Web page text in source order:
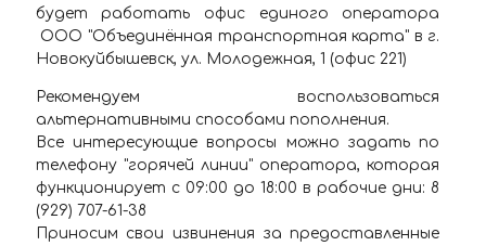
будет работать офис единого оператора
ООО "Объединённая транспортная карта" в г.
Новокуйбышевск, ул. Молодежная, 1 (офис 221)
Рекомендуем воспользоваться
альтернативными способами пополнения.
Все интересующие вопросы можно задать по
телефону "горячей линии" оператора, которая
функционирует с 09:00 до 18:00 в рабочие дни: 8
(929) 707-61-38
Приносим свои извинения за предоставленные